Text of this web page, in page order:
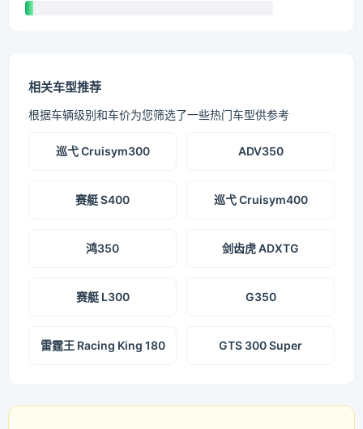
相关车型推荐
根据车辆级别和车价为您筛选了一些热门车型供参考
巡弋 Cruisym300 ADV350
赛艇 S400 巡弋 Cruisym400
鸿350 剑齿虎 ADXTG
赛艇 L300 G350
雷霆王 Racing King 180 GTS 300 Super